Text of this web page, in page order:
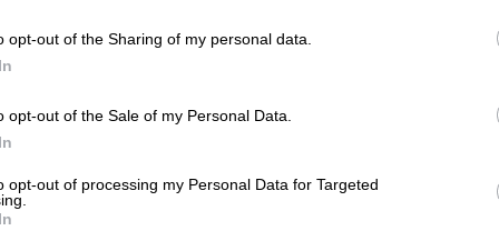
opt-out of the Sharing of my personal data.
opt-out of the Sale of my Personal Data.
opt-out of processing my Personal Data for Targeted
.
Γκάγκα
εξαιρείται από προσλήψεις για την